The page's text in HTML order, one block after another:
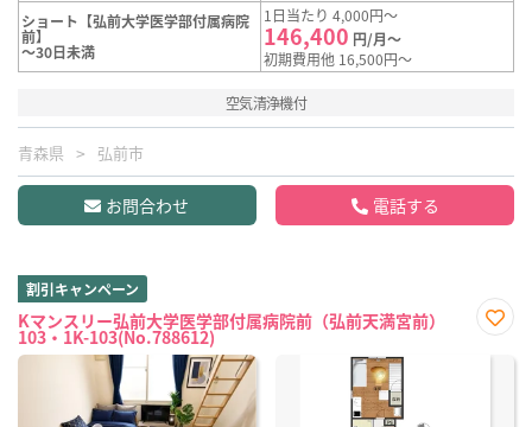
ショート【弘前大学医学部付属病院
前】
～30日未満
1日当たり 4,000円～
146,400 円/月～
初期費用他 16,500円～
空気清浄機付
青森県 弘前市
お問合わせ 電話する
割引キャンペーン
Kマンスリー弘前大学医学部付属病院前（弘前天満宮前）
103・1K-103(No.788612)
に入